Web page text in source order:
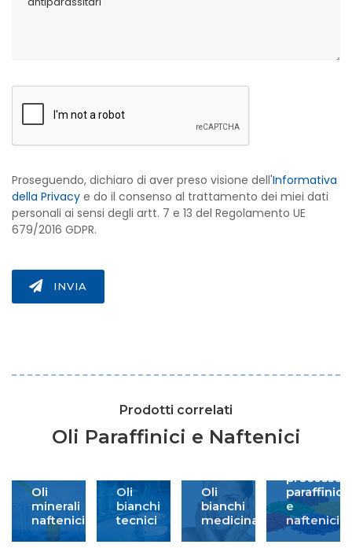
Proseguendo, dichiaro di aver preso visione dell'Informativa
della Privacy e do il consenso al trattamento dei miei dati
personali ai sensi degli artt. 7 e 13 del Regolamento UE
679/2016 GDPR.
INVIA
Prodotti correlati
Oli Paraffinici e Naftenici
Oli
minerali
naftenici
Oli
bianchi
tecnici
Oli
bianchi
medicinali
processo
paraffinici
e
naftenici